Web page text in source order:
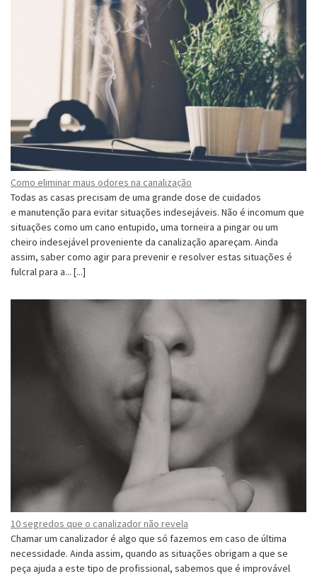
Como eliminar maus odores na canalização
Todas as casas precisam de uma grande dose de cuidados
e manutenção para evitar situações indesejáveis. Não é incomum que
situações como um cano entupido, uma torneira a pingar ou um
cheiro indesejável proveniente da canalização apareçam. Ainda
assim, saber como agir para prevenir e resolver estas situações é
fulcral para a... [...]
10 segredos que o canalizador não revela
Chamar um canalizador é algo que só fazemos em caso de última
necessidade. Ainda assim, quando as situações obrigam a que se
peça ajuda a este tipo de profissional, sabemos que é improvável